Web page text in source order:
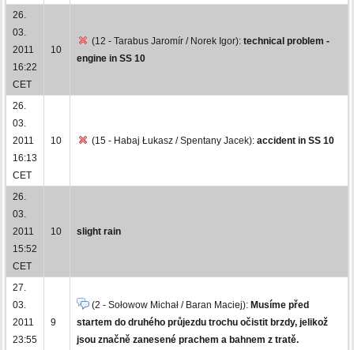
26.
03.
2011
16:22
CET
10
(12 - Tarabus Jaromír / Norek Igor): technical problem -
engine in SS 10
26.
03.
2011
16:13
CET
10 (15 - Habaj Łukasz / Spentany Jacek): accident in SS 10
26.
03.
2011
15:52
CET
10 slight rain
27.
03.
2011
23:55
9
(2 - Sołowow Michał / Baran Maciej): Musíme před
startem do druhého průjezdu trochu očistit brzdy, jelikož
jsou značně zanesené prachem a bahnem z tratě.